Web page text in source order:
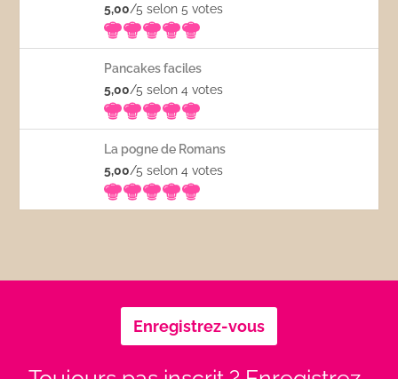
5,00/5 selon 5votes
Pancakes faciles
5,00/5 selon 4votes
La pogne de Romans
5,00/5 selon 4votes
Enregistrez-vous